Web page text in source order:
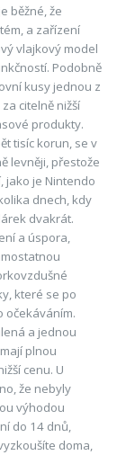
běžné, že
a zařízení
vlajkový model
Podobně
kusy jednou z
citelně nižší
produkty.
tisíc korun, se v
levněji, přestože
jako je Nintendo
dnech, kdy
dvakrát.
a úspora,
které se po
očekáváním.
a jednou
plnou
cenu. U
že nebyly
výhodou
do 14 dnů,
doma,